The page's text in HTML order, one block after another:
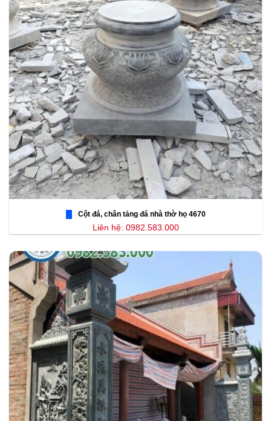
Cột đá, chân tảng đá nhà thờ họ 4670
Liên hệ: 0982.583.000